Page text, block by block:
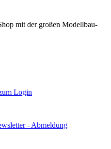
mit der großen Modellbau-
Login
- Abmeldung